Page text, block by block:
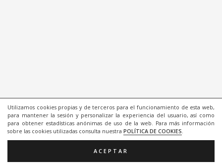
Utilizamos cookies propias y de terceros para el funcionamiento de esta web,
para mantener la sesión y personalizar la experiencia del usuario, así como
para obtener estadísticas anónimas de uso de la web. Para más información
sobre las cookies utilizadas consulta nuestra POLÍTICA DE COOKIES.
ACEPTAR